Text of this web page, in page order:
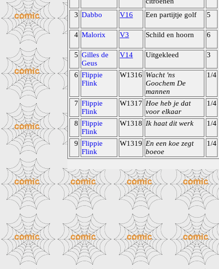
3 Dabbo V16 Een partijtje golf 5
4 Malorix V3 Schild en hoorn 6
5 Gilles de
Geus
V14 Uitgekleed 3
6 Flippie
Flink
W1316 Wacht 'ns
Goochem De
mannen
1/4
7 Flippie
Flink
W1317 Hoe heb je dat
voor elkaar
1/4
8 Flippie
Flink
W1318 Ik haat dit werk 1/4
9 Flippie
Flink
W1319 En een koe zegt
boeoe
1/4